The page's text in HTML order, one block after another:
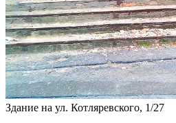
Здание на ул. Котляревского, 1/27